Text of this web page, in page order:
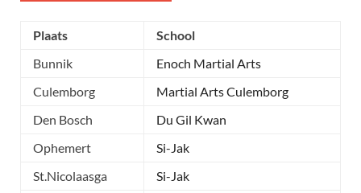
Plaats
School
Bunnik
Enoch Martial Arts
Culemborg
Martial Arts Culemborg
Den Bosch
Du Gil Kwan
Ophemert
Si-Jak
St.Nicolaasga
Si-Jak